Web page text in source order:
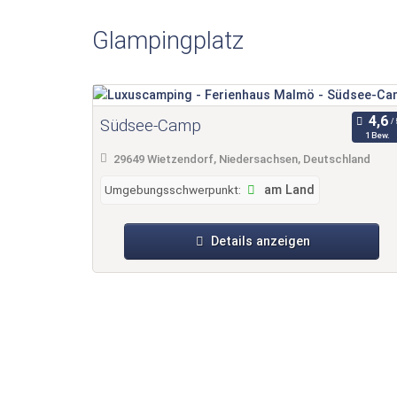
ausgewählte Speisen und in der Villa-
Glampingplatz
Südsee-Camp 1 Bew.
29649 Wietzendorf, Niedersachsen, Deutschland
Umgebungsschwerpunkt: am Land
Details anzeigen